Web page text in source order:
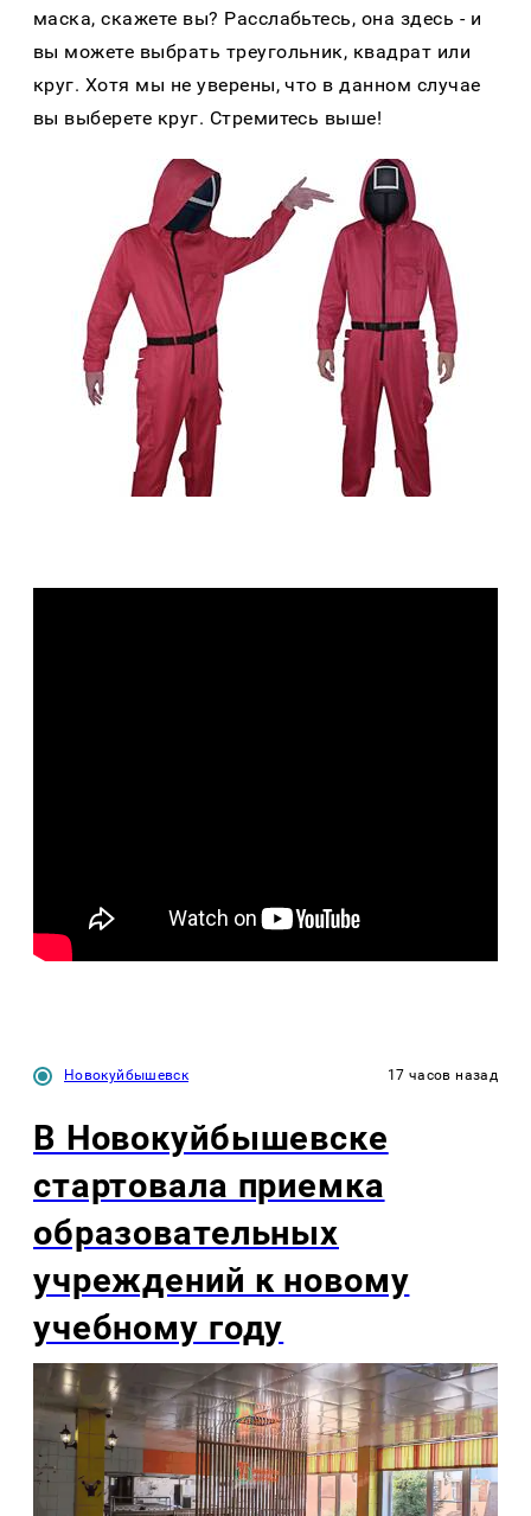
маска, скажете вы? Расслабьтесь, она здесь - и
вы можете выбрать треугольник, квадрат или
круг. Хотя мы не уверены, что в данном случае
вы выберете круг. Стремитесь выше!
Новокуйбышевск 17 часов назад
В Новокуйбышевске
стартовала приемка
образовательных
учреждений к новому
учебному году